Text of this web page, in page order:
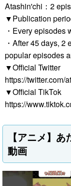
Atashin'chi：2
▼Publication
・Every episodes
・After 45 days,
popular episodes
▼Official Twitter
https://twitter.com/
▼Official TikTok
https://
【アニメ】
動画